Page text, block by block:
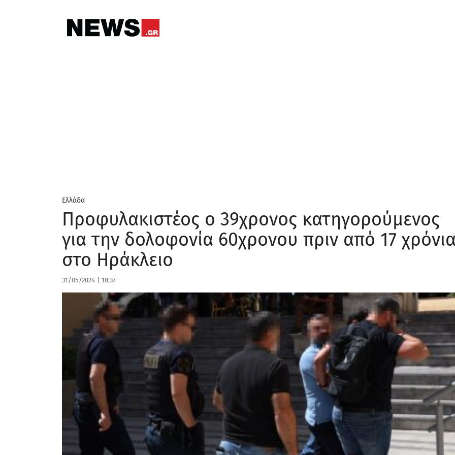
Ελλάδα
Προφυλακιστέος ο 39χρονος κατηγορούμενος
για την δολοφονία 60χρονου πριν από 17
στο Ηράκλειο
31/05/2024 18:37